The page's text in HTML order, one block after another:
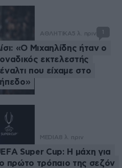
ΑΘΛΗΤΙΚΑ5 λ. πριν 1
«Ο Μιχαηλίδης ήταν ο
εκτελεστής
που είχαμε στο
MEDIA8 λ. πριν
Super Cup: Η μάχη για
πρώτο τρόπαιο της σεζόν